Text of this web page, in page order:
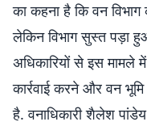
का कहना है कि वन
लेकिन विभाग सुस्त पड़ा
अधिकारियों से इस मामले
कार्रवाई करने और वन
है. वनाधिकारी शैलेश